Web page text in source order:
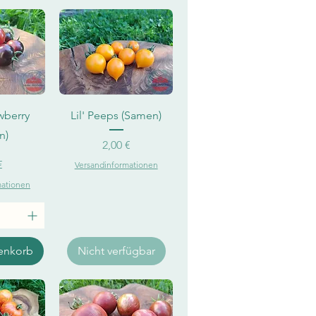
Schnellansicht
Lil' Peeps (Samen)
Preis
2,00 €
Versandinformationen
Nicht verfügbar